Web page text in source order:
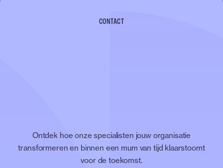
CONTACT
Ontdek hoe onze specialisten jouw organisatie
transformeren en binnen een mum van tijd klaarstoomt
voor de toekomst.